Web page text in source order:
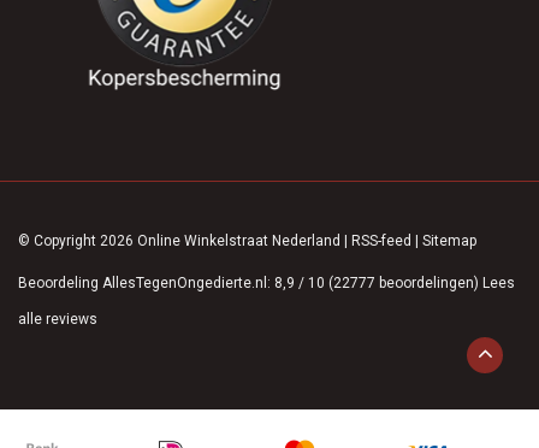
© Copyright 2026 Online Winkelstraat Nederland RSS-feed Sitemap
Beoordeling AllesTegenOngedierte.nl : 8,9 / 10 (22777 beoordelingen) Lees
alle reviews